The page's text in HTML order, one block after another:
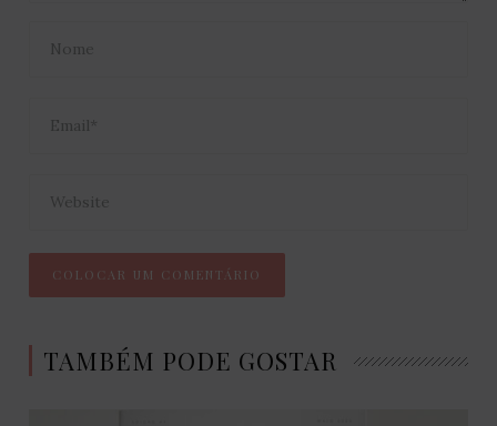
TAMBÉM PODE GOSTAR